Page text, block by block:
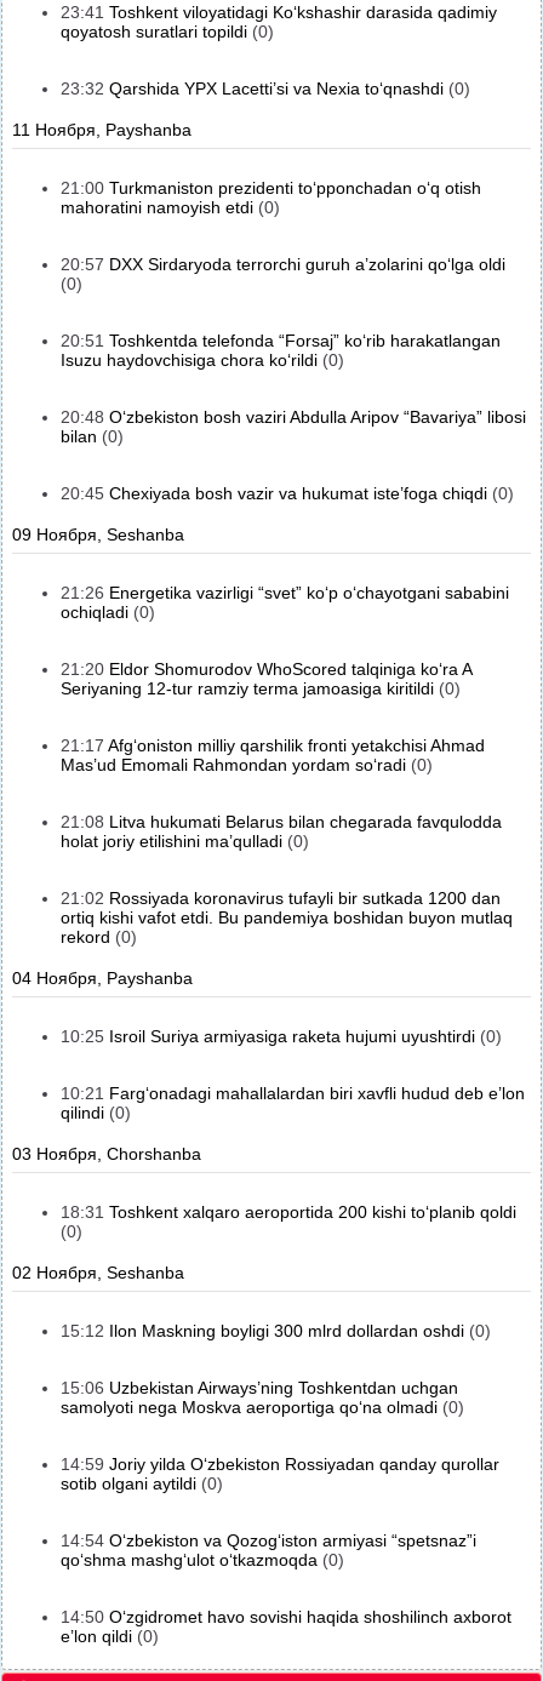
23:41 Toshkent viloyatidagi Ko‘kshashir darasida qadimiy
qoyatosh suratlari topildi (0)
23:32 Qarshida YPX Lacetti’si va Nexia to‘qnashdi (0)
11 Ноября, Payshanba
21:00 Turkmaniston prezidenti to‘pponchadan o‘q otish
mahoratini namoyish etdi (0)
20:57 DXX Sirdaryoda terrorchi guruh a’zolarini qo‘lga oldi
(0)
20:51 Toshkentda telefonda “Forsaj” ko‘rib harakatlangan
Isuzu haydovchisiga chora ko‘rildi (0)
20:48 O‘zbekiston bosh vaziri Abdulla Aripov “Bavariya” libosi
bilan (0)
20:45 Chexiyada bosh vazir va hukumat iste’foga chiqdi (0)
09 Ноября, Seshanba
21:26 Energetika vazirligi “svet” ko‘p o‘chayotgani sababini
ochiqladi (0)
21:20 Eldor Shomurodov WhoScored talqiniga ko‘ra A
Seriyaning 12-tur ramziy terma jamoasiga kiritildi (0)
21:17 Afg‘oniston milliy qarshilik fronti yetakchisi Ahmad
Mas’ud Emomali Rahmondan yordam so‘radi (0)
21:08 Litva hukumati Belarus bilan chegarada favqulodda
holat joriy etilishini ma’qulladi (0)
21:02 Rossiyada koronavirus tufayli bir sutkada 1200 dan
ortiq kishi vafot etdi. Bu pandemiya boshidan buyon mutlaq
rekord (0)
04 Ноября, Payshanba
10:25 Isroil Suriya armiyasiga raketa hujumi uyushtirdi (0)
10:21 Farg‘onadagi mahallalardan biri xavfli hudud deb e’lon
qilindi (0)
03 Ноября, Chorshanba
18:31 Toshkent xalqaro aeroportida 200 kishi to‘planib qoldi
(0)
02 Ноября, Seshanba
15:12 Ilon Maskning boyligi 300 mlrd dollardan oshdi (0)
15:06 Uzbekistan Airways’ning Toshkentdan uchgan
samolyoti nega Moskva aeroportiga qo‘na olmadi (0)
14:59 Joriy yilda O‘zbekiston Rossiyadan qanday qurollar
sotib olgani aytildi (0)
14:54 O‘zbekiston va Qozog‘iston armiyasi “spetsnaz”i
qo‘shma mashg‘ulot o‘tkazmoqda (0)
14:50 O‘zgidromet havo sovishi haqida shoshilinch axborot
e’lon qildi (0)